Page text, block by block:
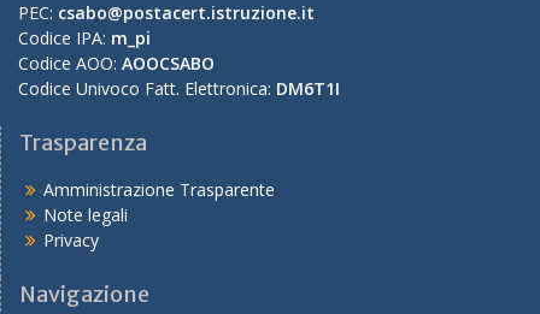
PEC: csabo@postacert.istruzione.it
Codice IPA: m_pi
Codice AOO: AOOCSABO
Codice Univoco Fatt. Elettronica: DM6T1I
Trasparenza
Amministrazione Trasparente
Note legali
Privacy
Navigazione